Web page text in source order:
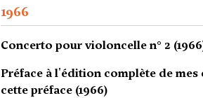
1966
Concerto pour violoncelle n° 2
Préface à l'édition complète de
cette préface (1966)